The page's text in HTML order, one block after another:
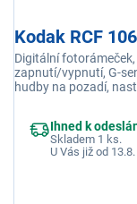
Kodak RCF
Digitální
zapnutí/vypnutí, G-
hudby na pozadí,
Ihned k
Skladem 1 ks.
U Vás již od 13.8.